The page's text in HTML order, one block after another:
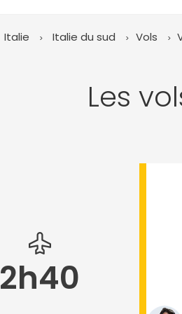
Italie Italie du sud Vols
Les
2h40